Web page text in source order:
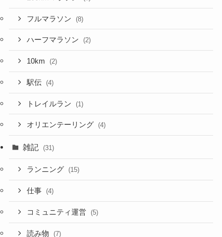
フルマラソン (8)
ハーフマラソン (2)
10km (2)
駅伝 (4)
トレイルラン (1)
オリエンテーリング (4)
雑記 (31)
ランニング (15)
仕事 (4)
コミュニティ運営 (5)
読み物 (7)